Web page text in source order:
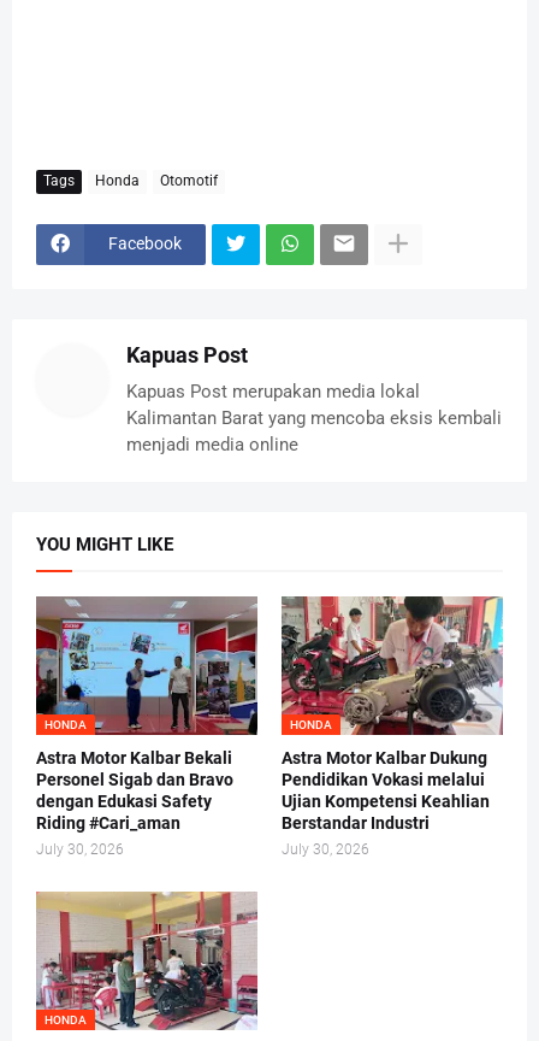
Tags Honda Otomotif
Facebook
Kapuas Post
Kapuas Post merupakan media lokal
Kalimantan Barat yang mencoba eksis kembali
menjadi media online
YOU MIGHT LIKE
HONDA
Astra Motor Kalbar Bekali
Personel Sigab dan Bravo
dengan Edukasi Safety
Riding #Cari_aman
July 30, 2026
HONDA
Astra Motor Kalbar Dukung
Pendidikan Vokasi melalui
Ujian Kompetensi Keahlian
Berstandar Industri
July 30, 2026
HONDA